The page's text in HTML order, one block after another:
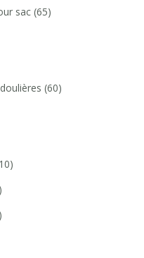
sac (65)
(60)